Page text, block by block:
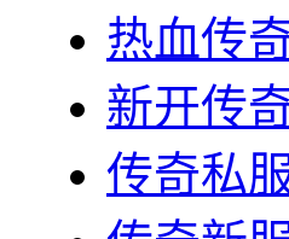
热血传
新开传
传奇私